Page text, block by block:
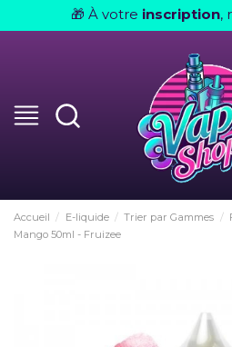
🎁 À votre inscription,
Accueil E-liquide Trier par Gammes
Mango 50ml - Fruizee